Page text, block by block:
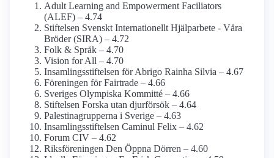
Adult Learning and Empowerment Faciliators
(ALEF) – 4.74
Stiftelsen Svenskt Internationellt Hjälparbete - Våra
Bröder (SIRA) – 4.72
Folk & Språk – 4.70
Vision for All – 4.70
Insamlings­stiftelsen för Abrigo Rainha Silvia – 4.67
Föreningen för Fairtrade – 4.66
Sveriges Olympiska Kommitté – 4.66
Stiftelsen Forska utan djurförsök – 4.64
Palestina­grupperna i Sverige – 4.63
Insamlings­stiftelsen Caminul Felix – 4.62
Forum CIV – 4.62
Riksföreningen Den Öppna Dörren – 4.60